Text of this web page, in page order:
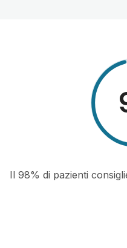
Il 98% di pazienti